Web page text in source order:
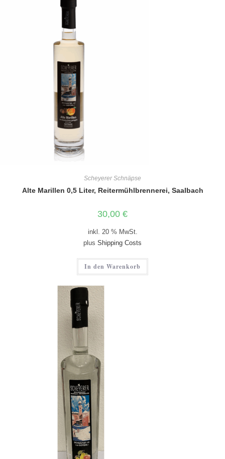
Scheyerer Schnäpse
Alte Marillen 0,5 Liter, Reitermühlbrennerei, Saalbach
30,00 €
inkl. 20 % MwSt.
plus Shipping Costs
In den Warenkorb